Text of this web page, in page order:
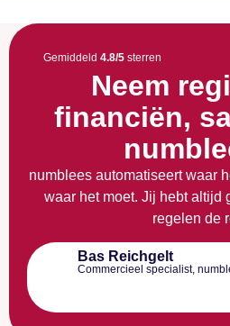
Gemiddeld 4.8/5 sterren
Neem
financiën,
numblees automatiseert waar
waar het moet. Jij hebt altijd
regelen de
Bas Reichgelt
Commercieel specialist,